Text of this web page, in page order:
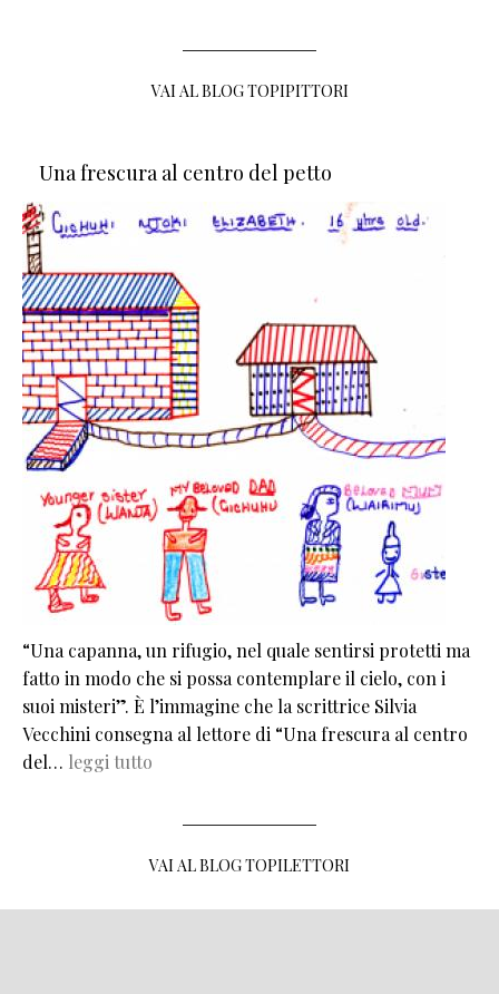
VAI AL BLOG TOPIPITTORI
Una frescura al centro del petto
“Una capanna, un rifugio, nel quale sentirsi protetti ma
fatto in modo che si possa contemplare il cielo, con i
suoi misteri”. È l’immagine che la scrittrice Silvia
Vecchini consegna al lettore di “Una frescura al centro
del… leggi tutto
VAI AL BLOG TOPILETTORI